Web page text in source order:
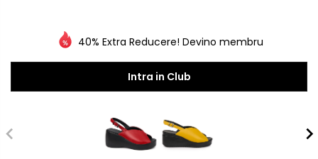
40% Extra Reducere! Devino membru
Intra in Club